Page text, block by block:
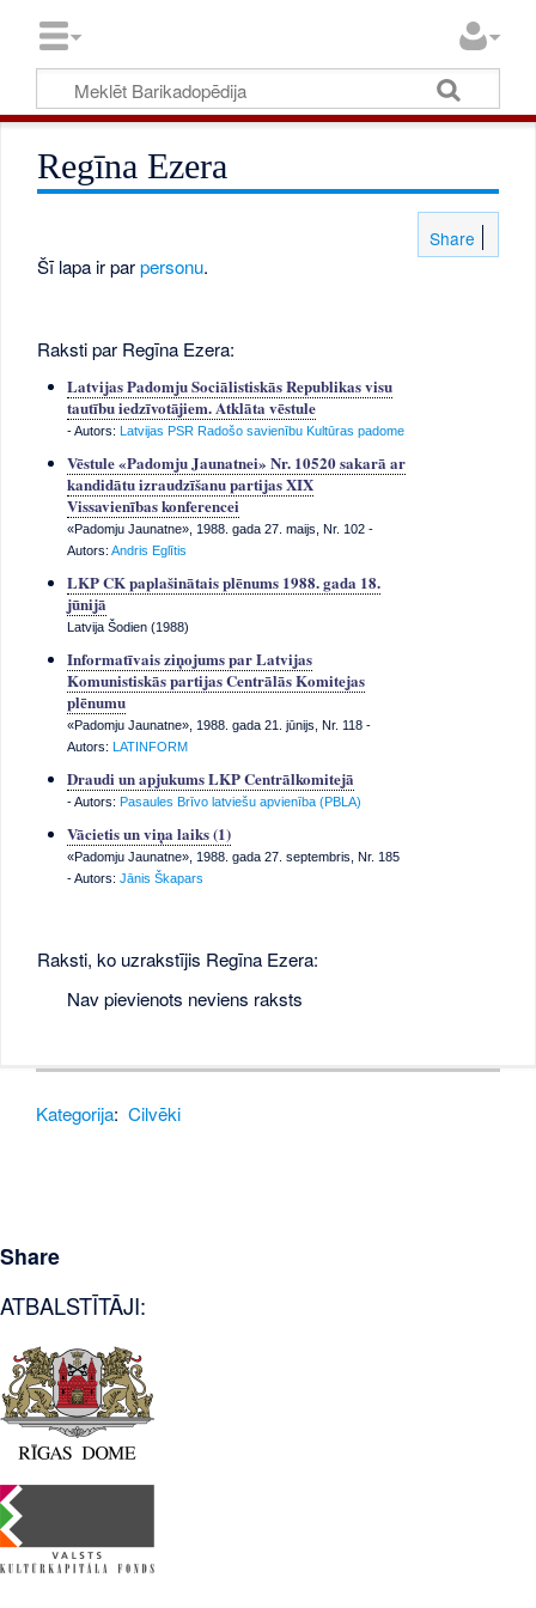
Regīna Ezera
Share
Šī lapa ir parpersonu.
Raksti par Regīna Ezera:
Latvijas Padomju Sociālistiskās Republikas visu
tautību iedzīvotājiem. Atklāta vēstule
- Autors: Latvijas PSR Radošo savienību Kultūras padome
Vēstule «Padomju Jaunatnei» Nr. 10520 sakarā ar
kandidātu izraudzīšanu partijas XIX
Vissavienības konferencei
«Padomju Jaunatne», 1988. gada 27. maijs, Nr. 102-
Autors: Andris Eglītis
LKP CK paplašinātais plēnums 1988. gada 18.
jūnijā
Latvija Šodien (1988)
Informatīvais ziņojums par Latvijas
Komunistiskās partijas Centrālās Komitejas
plēnumu
«Padomju Jaunatne», 1988. gada 21. jūnijs, Nr. 118-
Autors:
LATINFORM
Draudi un apjukums LKP Centrālkomitejā
- Autors: Pasaules Brīvo latviešu apvienība (PBLA)
Vācietis un viņa laiks (1)
«Padomju Jaunatne», 1988. gada 27. septembris, Nr. 185
- Autors: Jānis Škapars
Raksti, ko uzrakstījis Regīna Ezera:
Nav pievienots neviens raksts
Kategorija: Cilvēki
Share
ATBALSTĪTĀJI: